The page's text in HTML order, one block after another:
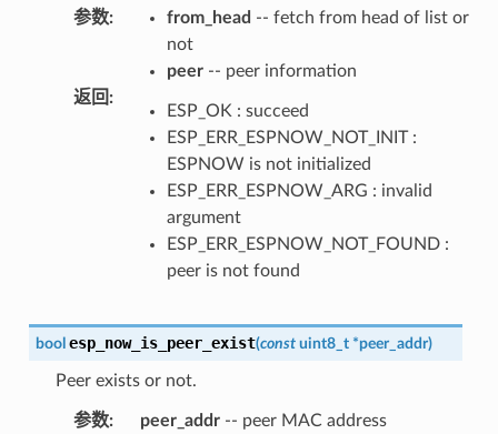
参数: from_head -- fetch from head of list or
not
peer-- peer information
返回 :
ESP_OK : succeed
ESP_ERR_ESPNOW_NOT_INIT :
ESPNOW is not initialized
ESP_ERR_ESPNOW_ARG : invalid
argument
ESP_ERR_ESPNOW_NOT_FOUND :
peer is not found
bool esp_now_is_peer_exist(const uint8_t *peer_addr)
Peer exists or not.
参数: peer_addr-- peer MAC address